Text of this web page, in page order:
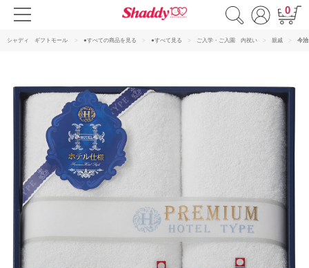
0
シャディ ギフトモール ●すべての商品を見る ●すべて見る ご入学・ご入園 内祝い 親戚 今